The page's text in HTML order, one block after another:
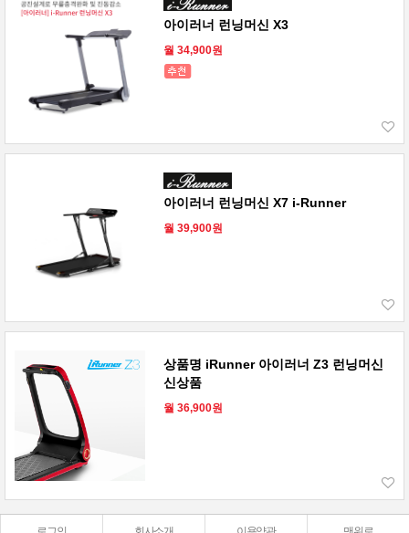
아이러너 런닝머신 X3
월 34,900원
아이러너 런닝머신 X7 i-Runner
월 39,900원
상품명 iRunner 아이러너 Z3 런닝머신
신상품
월 36,900원